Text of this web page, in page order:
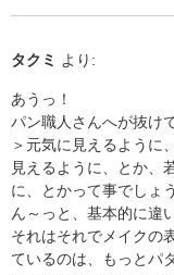
タクミ より:
あうっ！
パン職人さんへが抜け
＞元気に見えるように
見えるように、とか、
に、とかって事でしょ
ん～っと、基本的に違
それはそれでメイクの
ているのは、もっとパ